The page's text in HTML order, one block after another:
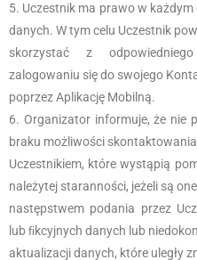
Uczestnik ma prawo w
danych. W tym celu Uczestnik
skorzystać z
zalogowaniu się do swojego
poprzez Aplikację Mobilną.
Organizator informuje, że nie
braku możliwości
Uczestnikiem, które wystąpią
należytej staranności, jeżeli są one
następstwem podania przez
lub ﬁkcyjnych danych lub
aktualizacji danych, które uległy